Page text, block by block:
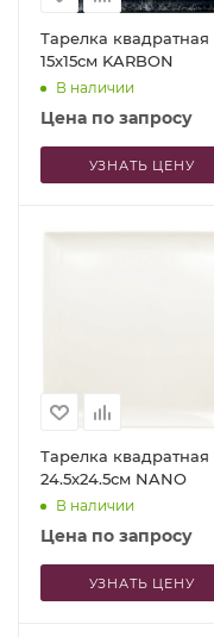
Тарелка квадратная
15x15см KARBON
В наличии
Цена по запросу
УЗНАТЬ ЦЕНУ
Тарелка квадратная
24.5x24.5см NANO
В наличии
Цена по запросу
УЗНАТЬ ЦЕНУ